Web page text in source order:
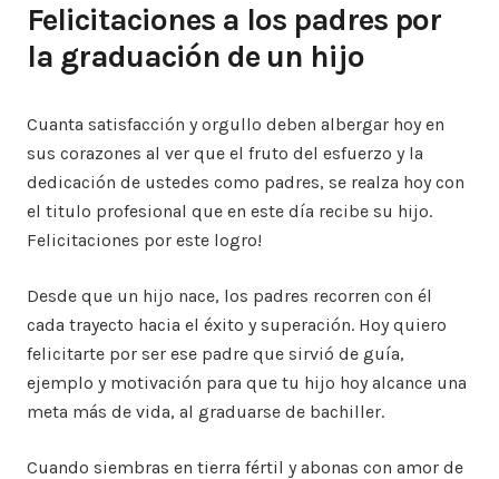
Felicitaciones a los padres por
la graduación de un hijo
Cuanta satisfacción y orgullo deben albergar hoy en
sus corazones al ver que el fruto del esfuerzo y la
dedicación de ustedes como padres, se realza hoy con
el titulo profesional que en este día recibe su hijo.
Felicitaciones por este logro!
Desde que un hijo nace, los padres recorren con él
cada trayecto hacia el éxito y superación. Hoy quiero
felicitarte por ser ese padre que sirvió de guía,
ejemplo y motivación para que tu hijo hoy alcance una
meta más de vida, al graduarse de bachiller.
Cuando siembras en tierra fértil y abonas con amor de